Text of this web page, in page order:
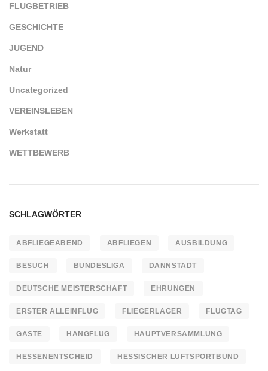
FLUGBETRIEB
GESCHICHTE
JUGEND
Natur
Uncategorized
VEREINSLEBEN
Werkstatt
WETTBEWERB
SCHLAGWÖRTER
ABFLIEGEABEND ABFLIEGEN AUSBILDUNG
BESUCH BUNDESLIGA DANNSTADT
DEUTSCHE MEISTERSCHAFT EHRUNGEN
ERSTER ALLEINFLUG FLIEGERLAGER FLUGTAG
GÄSTE HANGFLUG HAUPTVERSAMMLUNG
HESSENENTSCHEID HESSISCHER LUFTSPORTBUND